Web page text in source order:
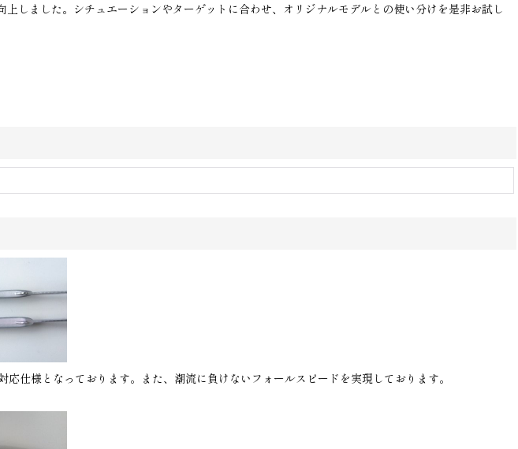
しました。シチュエーションやターゲットに合わせ、オリジナルモデルとの使い分けを是非お試し
仕様となっております。また、潮流に負けないフォールスピードを実現しております。